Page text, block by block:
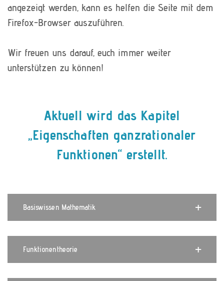
angezeigt werden, kann es helfen die Seite mit dem
Firefox-Browser auszuführen.
Wir freuen uns darauf, euch immer weiter
unterstützen zu können!
Aktuell wird das Kapitel
„Eigenschaften ganzrationaler
Funktionen“ erstellt.
Basiswissen Mathematik
Funktionentheorie